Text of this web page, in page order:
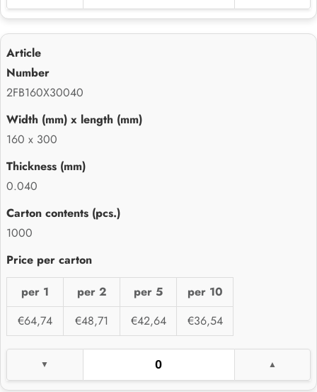
2FB160X30040
160 x 300
0.040
1000
per 1 per 2 per 5
per 10
€64,74
€48,71 €42,64 €36,54